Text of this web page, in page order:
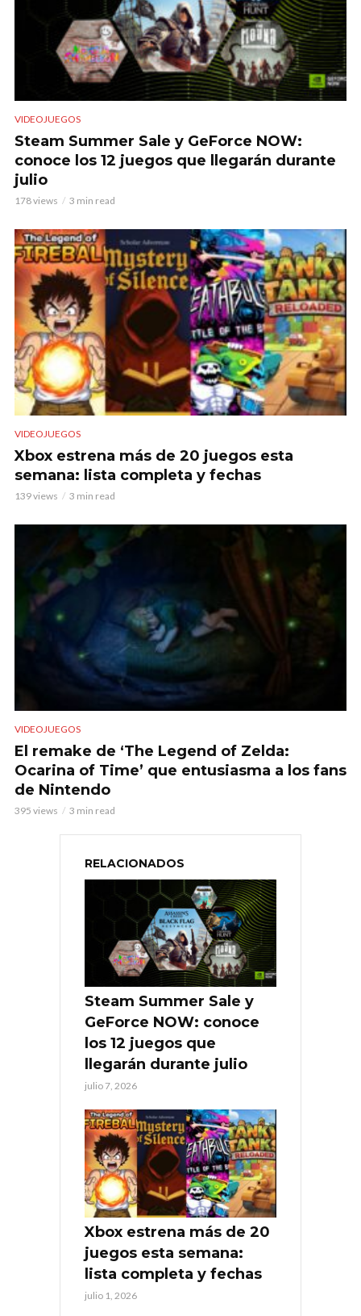
VIDEOJUEGOS
Steam Summer Sale y GeForce NOW:
conoce los 12 juegos que llegarán durante
julio
178 views 3 min read
VIDEOJUEGOS
Xbox estrena más de 20 juegos esta
semana: lista completa y fechas
139 views 3 min read
VIDEOJUEGOS
El remake de ‘The Legend of Zelda:
Ocarina of Time’ que entusiasma a los fans
de Nintendo
395 views 3 min read
RELACIONADOS
Steam Summer Sale y
GeForce NOW: conoce
los 12 juegos que
llegarán durante julio
julio 7, 2026
Xbox estrena más de 20
juegos esta semana:
lista completa y fechas
julio 1, 2026